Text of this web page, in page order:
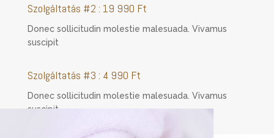
Szolgáltatás #2 : 19 990 Ft
Donec sollicitudin molestie malesuada. Vivamus
suscipit
Szolgáltatás #3 : 4 990 Ft
Donec sollicitudin molestie malesuada. Vivamus
suscipit